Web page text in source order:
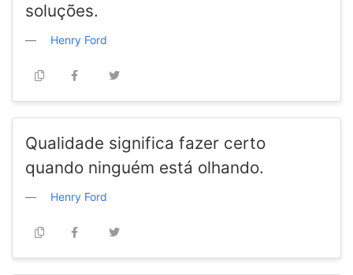
soluções.
Henry Ford
Qualidade significa fazer certo
quando ninguém está olhando.
Henry Ford